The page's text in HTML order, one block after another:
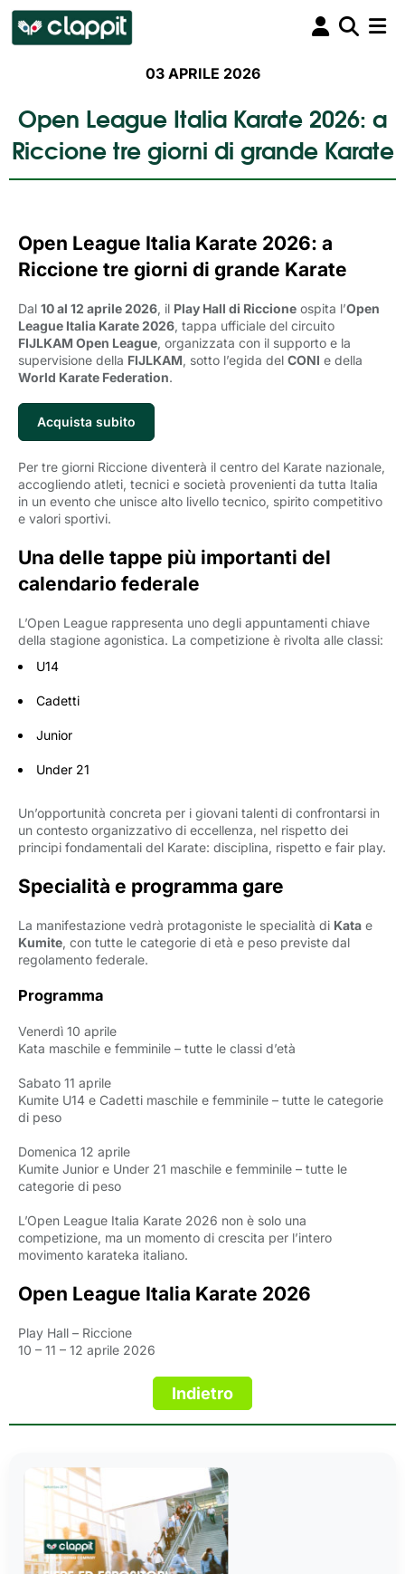
03 APRILE 2026
Open League Italia Karate 2026: a
Riccione tre giorni di grande Karate
Open League Italia Karate 2026: a
Riccione tre giorni di grande Karate
Dal 10 al 12 aprile 2026, il Play Hall di Riccione ospita l’Open
League Italia Karate 2026, tappa ufficiale del circuito
FIJLKAM Open League, organizzata con il supporto e la
supervisione della FIJLKAM, sotto l’egida del CONI e della
World Karate Federation.
Acquista subito
Per tre giorni Riccione diventerà il centro del Karate nazionale,
accogliendo atleti, tecnici e società provenienti da tutta Italia
in un evento che unisce alto livello tecnico, spirito competitivo
e valori sportivi.
Una delle tappe più importanti del
calendario federale
L’Open League rappresenta uno degli appuntamenti chiave
della stagione agonistica. La competizione è rivolta alle classi:
U14
Cadetti
Junior
Under 21
Un’opportunità concreta per i giovani talenti di confrontarsi in
un contesto organizzativo di eccellenza, nel rispetto dei
principi fondamentali del Karate: disciplina, rispetto e fair play.
Specialità e programma gare
La manifestazione vedrà protagoniste le specialità di Kata e
Kumite, con tutte le categorie di età e peso previste dal
regolamento federale.
Programma
Venerdì 10 aprile
Kata maschile e femminile – tutte le classi d’età
Sabato 11 aprile
Kumite U14 e Cadetti maschile e femminile – tutte le categorie
di peso
Domenica 12 aprile
Kumite Junior e Under 21 maschile e femminile – tutte le
categorie di peso
L’Open League Italia Karate 2026 non è solo una
competizione, ma un momento di crescita per l’intero
movimento karateka italiano.
Open League Italia Karate 2026
Play Hall – Riccione
10 – 11 – 12 aprile 2026